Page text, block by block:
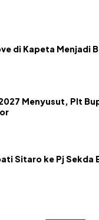
di Kapeta Menjadi
Menyusut, Plt
Sitaro ke Pj